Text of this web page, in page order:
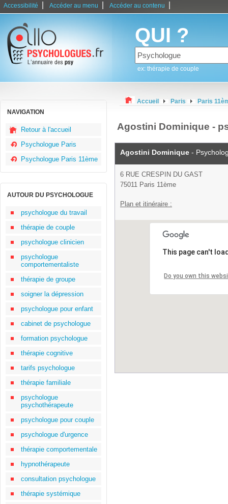
Accessibilité Accéder au menu Accéder au contenu
QUI ?
ex: thérapie de couple
NAVIGATION
Retour à l'accueil
Psychologue Paris
Psychologue Paris 11ème
AUTOUR DU PSYCHOLOGUE
psychologue du travail
thérapie de couple
psychologue clinicien
psychologue
comportementaliste
thérapie de groupe
soigner la dépression
psychologue pour enfant
cabinet de psychologue
formation psychologue
thérapie cognitive
tarifs psychologue
thérapie familiale
psychologue
psychothérapeute
psychologue pour couple
psychologue d'urgence
thérapie comportementale
hypnothérapeute
consultation psychologue
thérapie systémique
Accueil Paris Paris
Agostini Dominique -
Agostini Dominique -
6 RUE CRESPIN DU GAST
75011 Paris 11ème
Plan et itinéraire :
This page can't
Do you own this